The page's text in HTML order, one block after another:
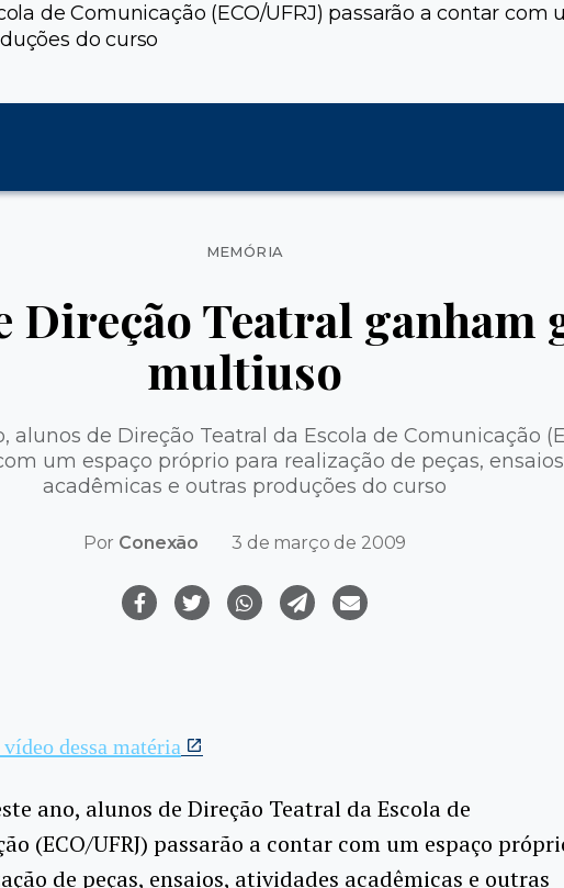
de Comunicação (ECO/UFRJ) passarão a contar
do curso
Categorias
MEMÓRIA
Direção Teatral ganham
multiuso
alunos de Direção Teatral da Escola de Comunicação
um espaço próprio para realização de peças,
acadêmicas e outras produções do curso
Por Conexão 3 de março de 2009
dessa matéria
ano, alunos de Direção Teatral da Escola de
(ECO/UFRJ) passarão a contar com um espaço
de peças, ensaios, atividades acadêmicas e outras